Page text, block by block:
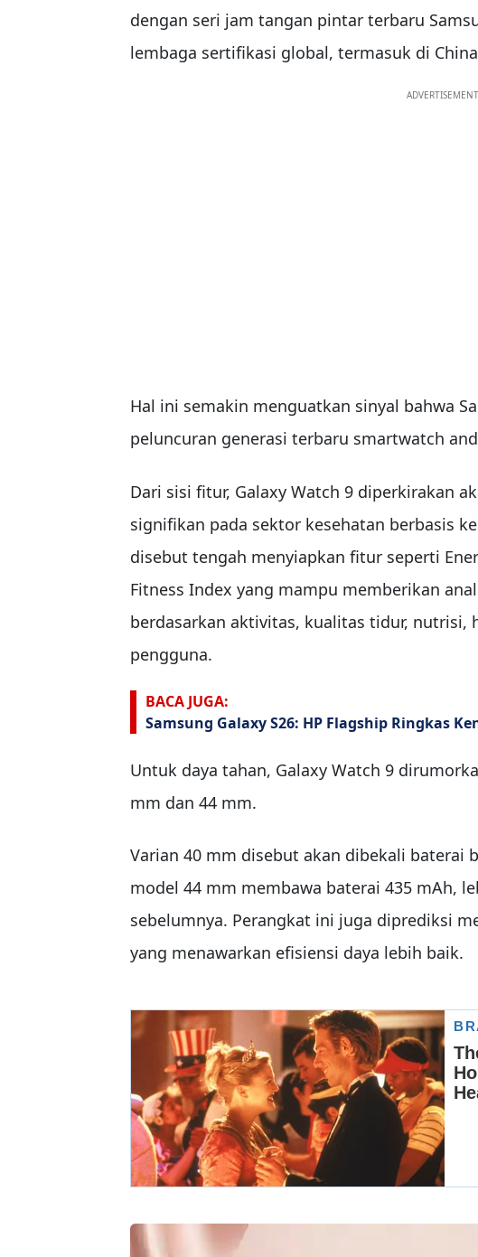
dengan seri jam tangan pintar terbaru
lembaga sertifikasi global, termasuk di
Hal ini semakin menguatkan sinyal bahwa
peluncuran generasi terbaru smartwatch
Dari sisi fitur, Galaxy Watch 9 diperkirakan
signifikan pada sektor kesehatan berbasis
disebut tengah menyiapkan fitur seperti
Fitness Index yang mampu memberikan
berdasarkan aktivitas, kualitas tidur, nutrisi,
pengguna.
BACA JUGA:
Samsung Galaxy S26: HP Flagship Ringkas
Untuk daya tahan, Galaxy Watch 9
mm dan 44 mm.
Varian 40 mm disebut akan dibekali baterai
model 44 mm membawa baterai 435 mAh,
sebelumnya. Perangkat ini juga diprediksi
yang menawarkan efisiensi daya lebih baik.